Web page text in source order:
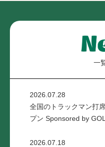
一
2026.07.28
全国のトラックマン打
プン Sponsored by
2026.07.18